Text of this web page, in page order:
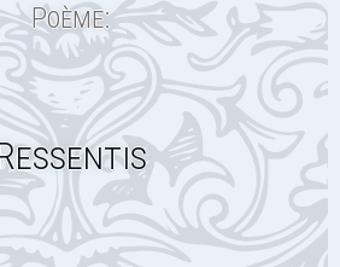
Poème: